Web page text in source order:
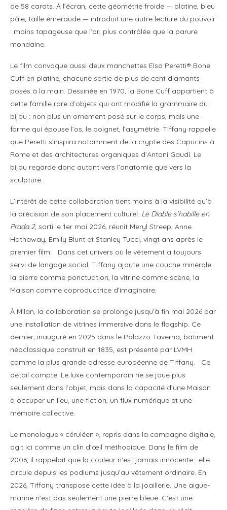
de 58 carats. À l’écran, cette géométrie froide — platine, bleu
pâle, taille émeraude — introduit une autre lecture du pouvoir
: moins tapageuse que l’or, plus contrôlée que la parure
mondaine.
Le film convoque aussi deux manchettes Elsa Peretti® Bone
Cuff en platine, chacune sertie de plus de cent diamants
posés à la main. Dessinée en 1970, la Bone Cuff appartient à
cette famille rare d’objets qui ont modifié la grammaire du
bijou : non plus un ornement posé sur le corps, mais une
forme qui épouse l’os, le poignet, l’asymétrie. Tiffany rappelle
que Peretti s’inspira notamment de la crypte des Capucins à
Rome et des architectures organiques d’Antoni Gaudí. Le
bijou regarde donc autant vers l’anatomie que vers la
sculpture.
L’intérêt de cette collaboration tient moins à la visibilité qu’à
la précision de son placement culturel. Le Diable s’habille en
Prada 2, sorti le 1er mai 2026, réunit Meryl Streep, Anne
Hathaway, Emily Blunt et Stanley Tucci, vingt ans après le
premier film. Dans cet univers où le vêtement a toujours
servi de langage social, Tiffany ajoute une couche minérale :
la pierre comme ponctuation, la vitrine comme scène, la
Maison comme coproductrice d’imaginaire.
À Milan, la collaboration se prolonge jusqu’à fin mai 2026 par
une installation de vitrines immersive dans le flagship. Ce
dernier, inauguré en 2025 dans le Palazzo Taverna, bâtiment
néoclassique construit en 1835, est présenté par LVMH
comme la plus grande adresse européenne de Tiffany. Ce
détail compte. Le luxe contemporain ne se joue plus
seulement dans l’objet, mais dans la capacité d’une Maison
à occuper un lieu, une fiction, un flux numérique et une
mémoire collective.
Le monologue « céruléen », repris dans la campagne digitale,
agit ici comme un clin d’œil méthodique. Dans le film de
2006, il rappelait que la couleur n’est jamais innocente : elle
circule depuis les podiums jusqu’au vêtement ordinaire. En
2026, Tiffany transpose cette idée à la joaillerie. Une aigue-
marine n’est pas seulement une pierre bleue. C’est une